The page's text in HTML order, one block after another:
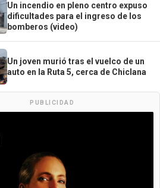
Un incendio en pleno centro expuso
dificultades para el ingreso de los
bomberos (video)
Un joven murió tras el vuelco de un
auto en la Ruta 5, cerca de Chiclana
PUBLICIDAD